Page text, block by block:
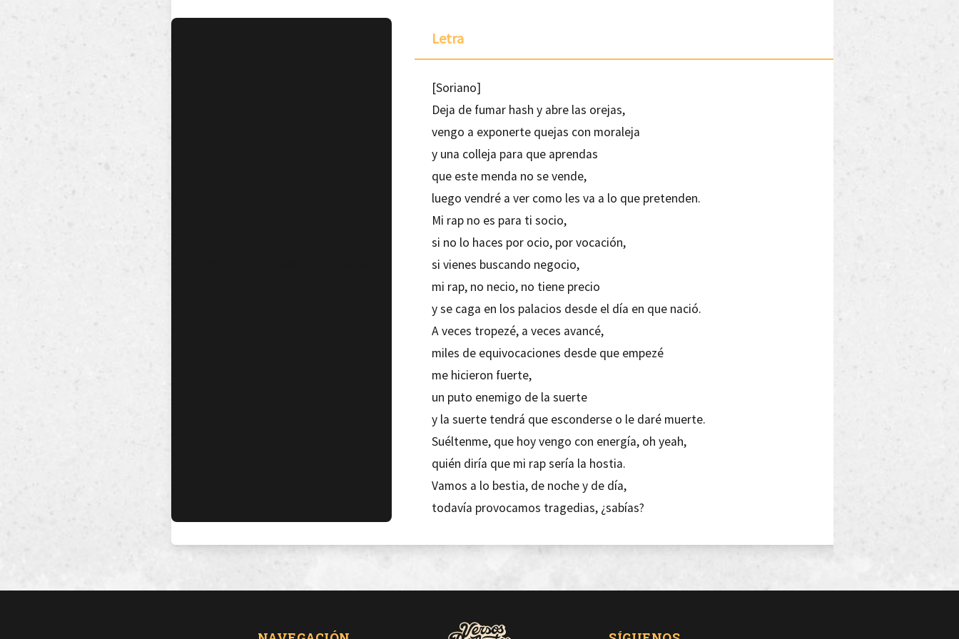
Letra
[Soriano]
Deja de fumar hash y abre las orejas,
vengo a exponerte quejas con moraleja
y una colleja para que aprendas
que este menda no se vende,
luego vendré a ver como les va a lo que pretenden.
Mi rap no es para ti socio,
si no lo haces por ocio, por vocación,
si vienes buscando negocio,
mi rap, no necio, no tiene precio
y se caga en los palacios desde el día en que nació.
A veces tropezé, a veces avancé,
miles de equivocaciones desde que empezé
me hicieron fuerte,
un puto enemigo de la suerte
y la suerte tendrá que esconderse o le daré muerte.
Suéltenme, que hoy vengo con energía, oh yeah,
quién diría que mi rap sería la hostia.
Vamos a lo bestia, de noche y de día,
todavía provocamos tragedias, ¿sabías?
mira yo tengo dos, un bolígrafo y un peta.
Si no me mola el plan pues cojo y me abro,